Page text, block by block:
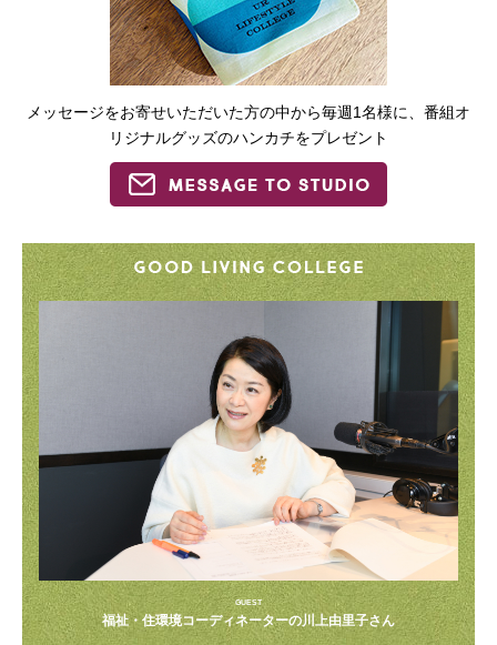
メッセージをお寄せいただいた方の中から毎週1名様に、番組オ
リジナルグッズのハンカチをプレゼント
GUEST
福祉・住環境コーディネーターの川上由里子さん